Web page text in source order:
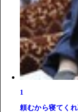
1
頼むから寝てく